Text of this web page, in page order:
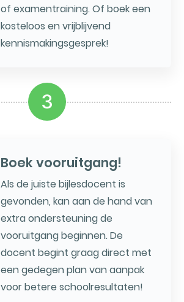
of examentraining. Of boek een
kosteloos en vrijblijvend
kennismakingsgesprek!
3
Boek vooruitgang!
Als de juiste bijlesdocent is
gevonden, kan aan de hand van
extra ondersteuning de
vooruitgang beginnen. De
docent begint graag direct met
een gedegen plan van aanpak
voor betere schoolresultaten!